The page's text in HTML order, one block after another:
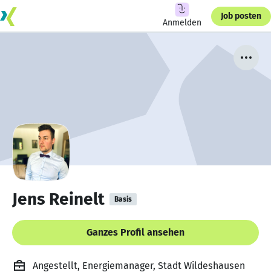
Anmelden
Job posten
Jens Reinelt Basis
Ganzes Profil ansehen
Angestellt, Energiemanager, Stadt Wildeshausen